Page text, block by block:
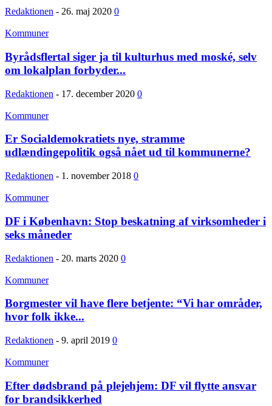
Redaktionen - 26. maj 2020 0
Kommuner
Byrådsflertal siger ja til kulturhus med moské, selv
om lokalplan forbyder...
Redaktionen - 17. december 2020 0
Kommuner
Er Socialdemokratiets nye, stramme
udlændingepolitik også nået ud til kommunerne?
Redaktionen - 1. november 2018 0
Kommuner
DF i København: Stop beskatning af virksomheder i
seks måneder
Redaktionen - 20. marts 2020 0
Kommuner
Borgmester vil have flere betjente: “Vi har områder,
hvor folk ikke...
Redaktionen - 9. april 2019 0
Kommuner
Efter dødsbrand på plejehjem: DF vil flytte ansvar
for brandsikkerhed